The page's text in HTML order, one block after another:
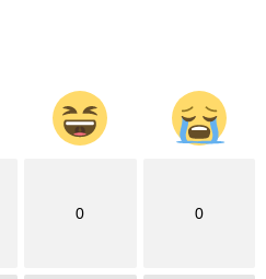
0 0